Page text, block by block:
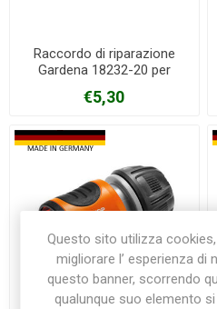
Raccordo di riparazione
Gardena 18232-20 per
€5,30
Questo sito utilizza
migliorare l’ esperienza di
questo banner, scorrendo
qualunque suo elemento